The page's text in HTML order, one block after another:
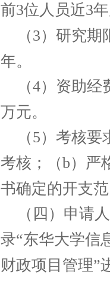
前3位人员近3
（3）研究期
年。
（4）资助经
万元。
（5）考核要
考核；（b）严
书确定的开支
（四）申请
录“东华大学信
财政项目管理”